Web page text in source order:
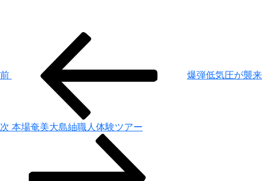
ナ
ー
稿
前 爆弾低気圧が襲来
次
次 本場奄美大島紬職人体験ツアー